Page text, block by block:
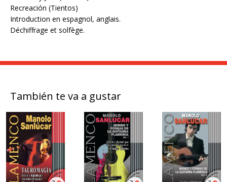
Recreación (Tientos)
Introduction en espagnol, anglais.
Déchiffrage et solfège.
También te va a gustar